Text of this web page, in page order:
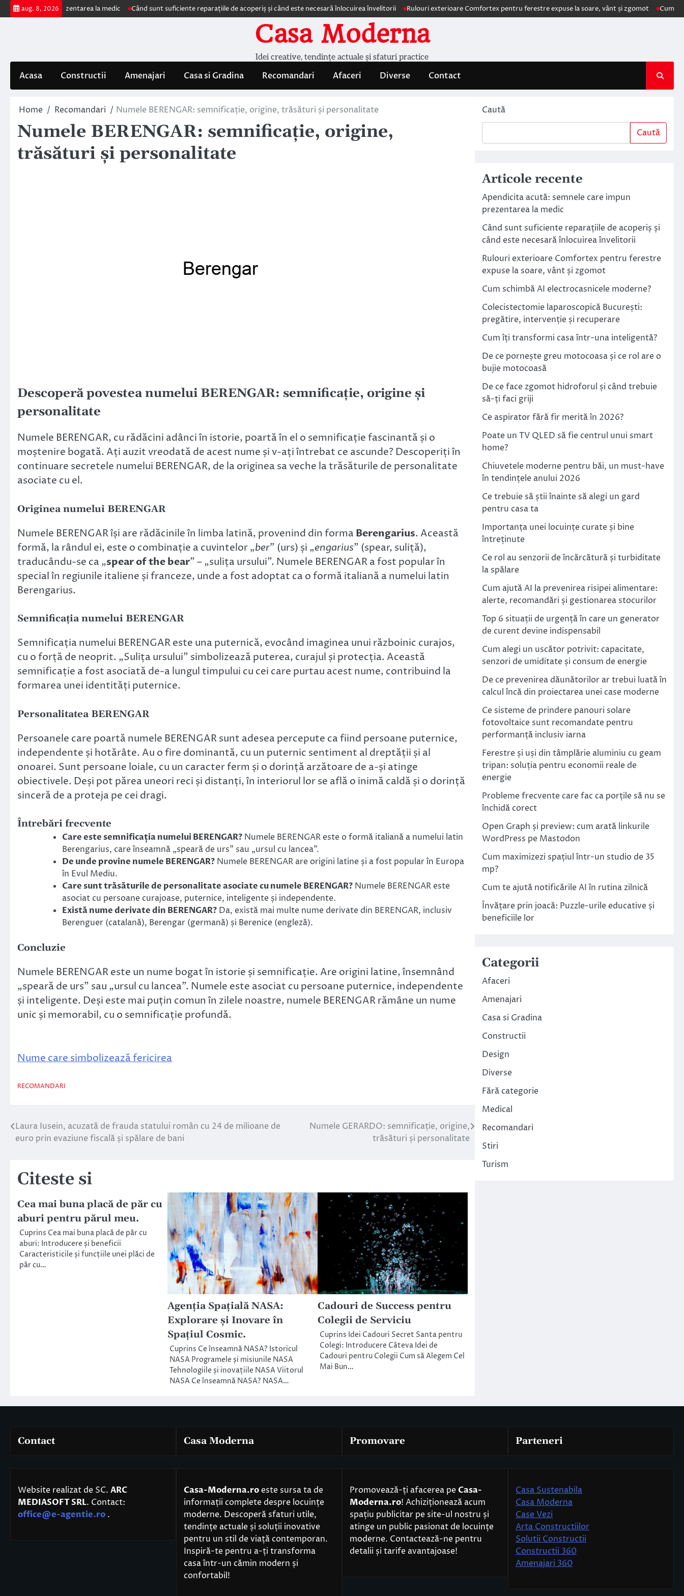
Skip
to
aug. 8, 2026
impun prezentarea la medic Când sunt suficiente reparațiile de acoperiș și când este necesară înlocuirea învelitorii Rulouri exterioare Comfortex pentru ferestre expuse la soare, vânt și zgomot Cum schimbă
Casa Moderna
Idei creative, tendințe actuale și sfaturi practice
Acasa Constructii Amenajari Casa si Gradina Recomandari Afaceri Diverse Contact
Home Recomandari Numele BERENGAR: semnificație, origine, trăsături și personalitate
Numele BERENGAR: semnificație, origine,
trăsături și personalitate
Descoperă povestea numelui BERENGAR: semnificație, origine și
personalitate
Numele BERENGAR, cu rădăcini adânci în istorie, poartă în el o semnificație fascinantă și o
moștenire bogată. Ați auzit vreodată de acest nume și v-ați întrebat ce ascunde? Descoperiți în
continuare secretele numelui BERENGAR, de la originea sa veche la trăsăturile de personalitate
asociate cu el.
Originea numelui BERENGAR
Numele BERENGAR își are rădăcinile în limba latină, provenind din forma Berengarius. Această
formă, la rândul ei, este o combinație a cuvintelor „ber” (urs) și „engarius” (spear, suliță),
traducându-se ca „spear of the bear” – „sulița ursului”. Numele BERENGAR a fost popular în
special în regiunile italiene și franceze, unde a fost adoptat ca o formă italiană a numelui latin
Berengarius.
Semnificația numelui BERENGAR
Semnificația numelui BERENGAR este una puternică, evocând imaginea unui războinic curajos,
cu o forță de neoprit. „Sulița ursului” simbolizează puterea, curajul și protecția. Această
semnificație a fost asociată de-a lungul timpului cu cei care purtau acest nume, contribuind la
formarea unei identități puternice.
Personalitatea BERENGAR
Persoanele care poartă numele BERENGAR sunt adesea percepute ca fiind persoane puternice,
independente și hotărâte. Au o fire dominantă, cu un puternic sentiment al dreptății și al
onoarei. Sunt persoane loiale, cu un caracter ferm și o dorință arzătoare de a-și atinge
obiectivele. Deși pot părea uneori reci și distanți, în interiorul lor se află o inimă caldă și o dorință
sinceră de a proteja pe cei dragi.
Întrebări frecvente
Care este semnificația numelui BERENGAR? Numele BERENGAR este o formă italiană a numelui latin
Berengarius, care înseamnă „speară de urs” sau „ursul cu lancea”.
De unde provine numele BERENGAR? Numele BERENGAR are origini latine și a fost popular în Europa
în Evul Mediu.
Care sunt trăsăturile de personalitate asociate cu numele BERENGAR? Numele BERENGAR este
asociat cu persoane curajoase, puternice, inteligente și independente.
Există nume derivate din BERENGAR? Da, există mai multe nume derivate din BERENGAR, inclusiv
Berenguer (catalană), Berengar (germană) și Berenice (engleză).
Concluzie
Numele BERENGAR este un nume bogat în istorie și semnificație. Are origini latine, însemnând
„speară de urs” sau „ursul cu lancea”. Numele este asociat cu persoane puternice, independente
și inteligente. Deși este mai puțin comun în zilele noastre, numele BERENGAR rămâne un nume
unic și memorabil, cu o semnificație profundă.
Nume care simbolizează fericirea
RECOMANDARI
Navigare
Laura Iusein, acuzată de frauda statului român cu 24 de milioane de
euro prin evaziune fiscală și spălare de bani
Numele GERARDO: semnificație, origine,
trăsături și personalitate
Citeste si
Cea mai buna placă de păr cu
aburi pentru părul meu.
Cuprins Cea mai buna placă de păr cu
aburi: Introducere și beneficii
Caracteristicile și funcțiile unei plăci de
păr cu…
Agenția Spațială NASA:
Explorare și Inovare în
Spațiul Cosmic.
Cuprins Ce înseamnă NASA? Istoricul
NASA Programele și misiunile NASA
Tehnologiile și inovațiile NASA Viitorul
NASA Ce înseamnă NASA? NASA…
Cadouri de Success pentru
Colegii de Serviciu
Cuprins Idei Cadouri Secret Santa pentru
Colegi: Introducere Câteva Idei de
Cadouri pentru Colegii Cum să Alegem Cel
Mai Bun…
Caută
Caută
Articole recente
Apendicita acută: semnele care impun
prezentarea la medic
Când sunt suficiente reparațiile de acoperiș și
când este necesară înlocuirea învelitorii
Rulouri exterioare Comfortex pentru ferestre
expuse la soare, vânt și zgomot
Cum schimbă AI electrocasnicele moderne?
Colecistectomie laparoscopică București:
pregătire, intervenție și recuperare
Cum îți transformi casa într-una inteligentă?
De ce pornește greu motocoasa și ce rol are o
bujie motocoasă
De ce face zgomot hidroforul și când trebuie
să-ți faci griji
Ce aspirator fără fir merită în 2026?
Poate un TV QLED să fie centrul unui smart
home?
Chiuvetele moderne pentru băi, un must-have
în tendințele anului 2026
Ce trebuie să știi înainte să alegi un gard
pentru casa ta
Importanța unei locuințe curate și bine
întreținute
Ce rol au senzorii de încărcătură și turbiditate
la spălare
Cum ajută AI la prevenirea risipei alimentare:
alerte, recomandări și gestionarea stocurilor
Top 6 situații de urgență în care un generator
de curent devine indispensabil
Cum alegi un uscător potrivit: capacitate,
senzori de umiditate și consum de energie
De ce prevenirea dăunătorilor ar trebui luată în
calcul încă din proiectarea unei case moderne
Ce sisteme de prindere panouri solare
fotovoltaice sunt recomandate pentru
performanță inclusiv iarna
Ferestre și uși din tâmplărie aluminiu cu geam
tripan: soluția pentru economii reale de
energie
Probleme frecvente care fac ca porțile să nu se
închidă corect
Open Graph și preview: cum arată linkurile
WordPress pe Mastodon
Cum maximizezi spațiul într-un studio de 35
mp?
Cum te ajută notificările AI în rutina zilnică
Învățare prin joacă: Puzzle-urile educative și
beneficiile lor
Categorii
Afaceri
Amenajari
Casa si Gradina
Constructii
Design
Diverse
Fără categorie
Medical
Recomandari
Stiri
Turism
Contact
Website realizat de SC. ARC
MEDIASOFT SRL. Contact:
office@e-agentie.ro .
Casa Moderna
Casa-Moderna.roeste sursa ta de
informații complete despre locuințe
moderne. Descoperă sfaturi utile,
tendințe actuale și soluții inovative
pentru un stil de viață contemporan.
Inspiră-te pentru a-ți transforma
casa într-un cămin modern și
confortabil!
Promovare
Promovează-ți afacerea pe Casa-
Moderna.ro! Achiziționează acum
spațiu publicitar pe site-ul nostru și
atinge un public pasionat de locuințe
moderne. Contactează-ne pentru
detalii și tarife avantajoase!
Parteneri
Casa Sustenabila
Casa Moderna
Case Vezi
Arta Constructiilor
Solutii Constructii
Constructii 360
Amenajari 360